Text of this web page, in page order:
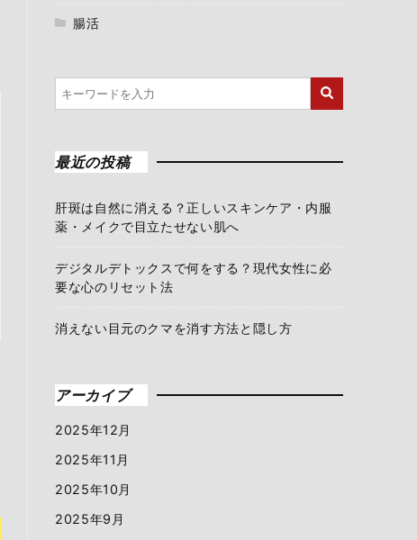
腸活
最近の投稿
肝斑は自然に消える？正しいスキンケア・内服
薬・メイクで目立たせない肌へ
デジタルデトックスで何をする？現代女性に必
要な心のリセット法
消えない目元のクマを消す方法と隠し方
アーカイブ
2025年12月
2025年11月
2025年10月
2025年9月